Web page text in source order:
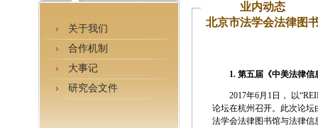
关于我们
合作机制
大事记
研究会文件
业内动态
北京市法学会法律图
1. 第五届《中美法律信
2017年6月1日， 以
论坛在杭州召开。此次论
法学会法律图书馆与法律